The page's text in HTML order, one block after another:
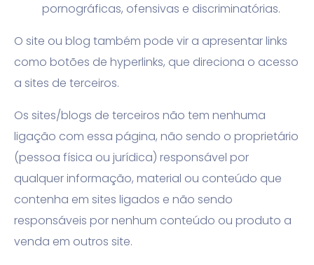
pornográficas, ofensivas e discriminatórias.
O site ou blog também pode vir a apresentar links
como botões de hyperlinks, que direciona o acesso
a sites de terceiros.
Os sites/blogs de terceiros não tem nenhuma
ligação com essa página, não sendo o proprietário
(pessoa física ou jurídica) responsável por
qualquer informação, material ou conteúdo que
contenha em sites ligados e não sendo
responsáveis por nenhum conteúdo ou produto a
venda em outros site.